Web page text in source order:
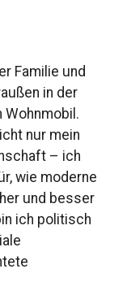
Familie und
in der
Wohnmobil.
nur mein
– ich
wie moderne
und besser
ich politisch